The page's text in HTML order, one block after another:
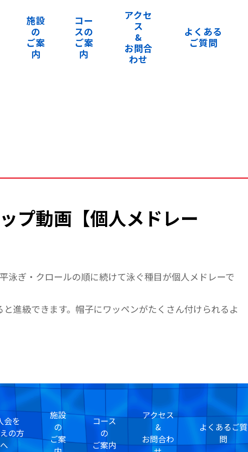
施設
の
ご案
内
コー
スの
ご案
内
アクセ
ス
&
お問合
わせ
よくある
ご質問
プ動画【個人メドレー
泳ぎ・クロールの順に続けて泳ぐ種目が個人メドレーで
進級できます。帽子にワッペンがたくさん付けられるよ
会を
の方
へ
施設
の
ご案
コース
の
ご案内
アクセス
&
お問合わ
よくあるご質
問